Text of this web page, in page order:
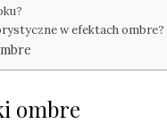
w efektach ombre?
ombre